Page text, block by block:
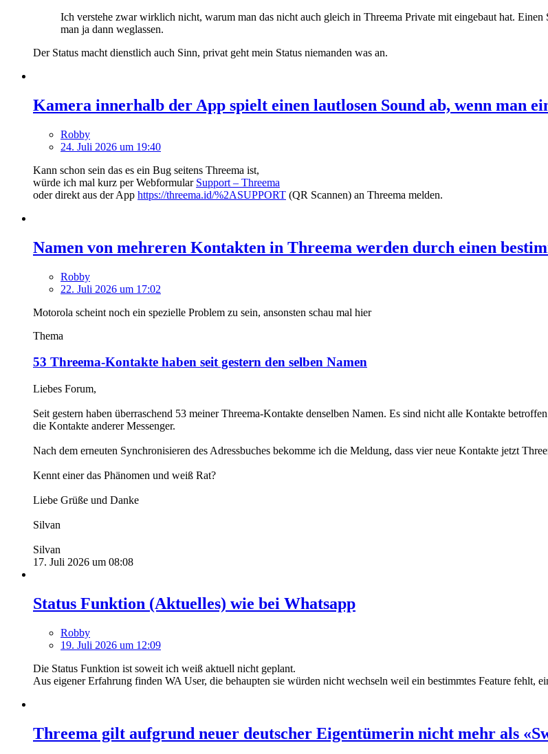
Ich verstehe zwar wirklich nicht, warum man das nicht auch gleich in Threema Private mit eingebaut hat.
man ja dann weglassen.
Der Status macht dienstlich auch Sinn, privat geht mein Status niemanden was an.
Kamera innerhalb der App spielt einen lautlosen Sound ab, wenn man
Robby
24. Juli 2026 um 19:40
Kann schon sein das es ein Bug seitens Threema ist,
würde ich mal kurz per Webformular Support – Threema
oder direkt aus der App https://threema.id/%2ASUPPORT (QR Scannen) an Threema melden.
Namen von mehreren Kontakten in Threema werden durch einen
Robby
22. Juli 2026 um 17:02
Motorola scheint noch ein spezielle Problem zu sein, ansonsten schau mal hier
Thema
53 Threema-Kontakte haben seit gestern den selben Namen
Liebes Forum,
Seit gestern haben überraschend 53 meiner Threema-Kontakte denselben Namen. Es sind nicht alle Kontakte
die Kontakte anderer Messenger.
Nach dem erneuten Synchronisieren des Adressbuches bekomme ich die Meldung, dass vier neue Kontakte jetzt
Kennt einer das Phänomen und weiß Rat?
Liebe Grüße und Danke
Silvan
Silvan
17. Juli 2026 um 08:08
Status Funktion (Aktuelles) wie bei Whatsapp
Robby
19. Juli 2026 um 12:09
Die Status Funktion ist soweit ich weiß aktuell nicht geplant.
Aus eigener Erfahrung finden WA User, die behaupten sie würden nicht wechseln weil ein bestimmtes Feature fehlt,
Threema gilt aufgrund neuer deutscher Eigentümerin nicht mehr als